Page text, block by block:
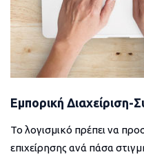
Εμπορική Διαχείριση-
Το λογισμικό πρέπει να
επιχείρησης ανά πάσα